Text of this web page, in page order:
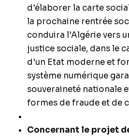
d'élaborer la carte
la prochaine rentrée
conduira l'Algérie vers
justice sociale, dans le
d'un Etat moderne et
système numérique
souveraineté nationale
formes de fraude et de
Concernant le projet